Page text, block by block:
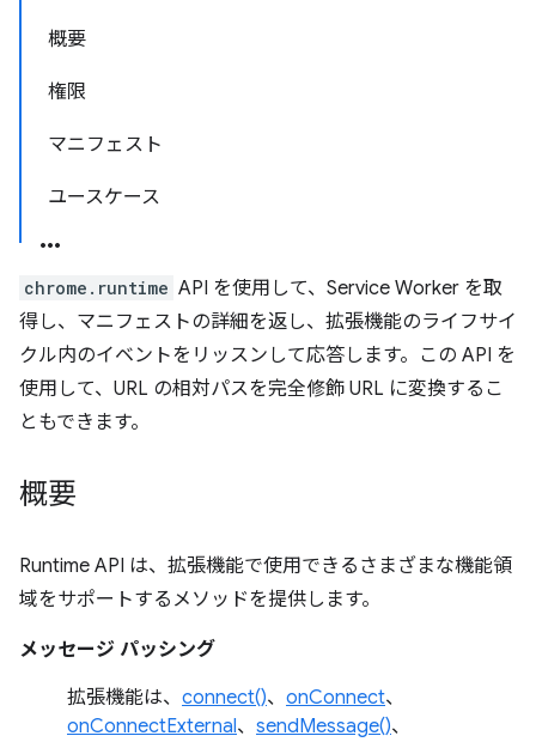
概要
権限
マニフェスト
ユースケース
chrome.runtime API を使用して、Service Worker を取
得し、マニフェストの詳細を返し、拡張機能のライフサイ
クル内のイベントをリッスンして応答します。この API を
使用して、URL の相対パスを完全修飾 URL に変換するこ
ともできます。
概要
Runtime API は、拡張機能で使用できるさまざまな機能領
域をサポートするメソッドを提供します。
メッセージ パッシング
拡張機能は、 connect()、 onConnect、
onConnectExternal、 sendMessage()、